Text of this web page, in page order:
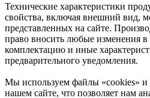
Технические характеристики
свойства, включая внешний вид,
представленных на сайте.
право вносить любые изменения
комплектацию и иные
предварительного уведомления.
Мы используем файлы «cookies» и
нашем сайте, что позволяет нам